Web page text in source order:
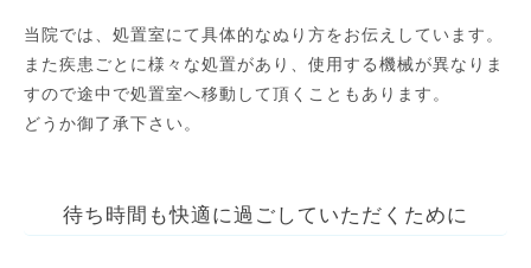
当院では、処置室にて具体的なぬり方をお伝えしています。
また疾患ごとに様々な処置があり、使用する機械が異なりま
すので途中で処置室へ移動して頂くこともあります。
どうか御了承下さい。
待ち時間も快適に過ごしていただくために